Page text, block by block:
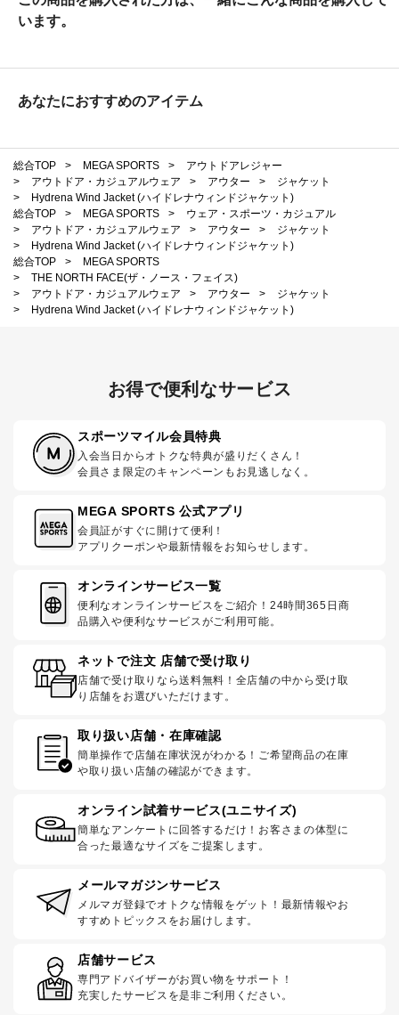
います。
あなたにおすすめのアイテム
総合TOP > MEGA SPORTS >
アウトドアレジャー
>
アウトドア・カジュアルウェア > アウター >
ジャケット
>
Hydrena Wind Jacket (ハイドレナウィンドジャケット)
総合TOP
> MEGA SPORTS >
ウェア・スポーツ・カジュアル
>
アウトドア・カジュアルウェア > アウター >
ジャケット
>
Hydrena Wind Jacket (ハイドレナウィンドジャケット)
総合TOP
>
MEGA SPORTS
>
THE NORTH FACE(ザ・ノース・フェイス)
>
アウトドア・カジュアルウェア > アウター >
ジャケット
>
Hydrena Wind Jacket (ハイドレナウィンドジャケット)
お得で便利なサービス
スポーツマイル会員特典
入会当日からオトクな特典が盛りだくさん！
会員さま限定のキャンペーンもお見逃しなく。
MEGA SPORTS 公式アプリ
会員証がすぐに開けて便利！
アプリクーポンや最新情報をお知らせします。
オンラインサービス一覧
便利なオンラインサービスをご紹介！24時間365日商
品購入や便利なサービスがご利用可能。
ネットで注文 店舗で受け取り
店舗で受け取りなら送料無料！全店舗の中から受け取
り店舗をお選びいただけます。
取り扱い店舗・在庫確認
簡単操作で店舗在庫状況がわかる！ご希望商品の在庫
や取り扱い店舗の確認ができます。
オンライン試着サービス(ユニサイズ)
簡単なアンケートに回答するだけ！お客さまの体型に
合った最適なサイズをご提案します。
メールマガジンサービス
メルマガ登録でオトクな情報をゲット！最新情報やお
すすめトピックスをお届けします。
店舗サービス
専門アドバイザーがお買い物をサポート！
充実したサービスを是非ご利用ください。